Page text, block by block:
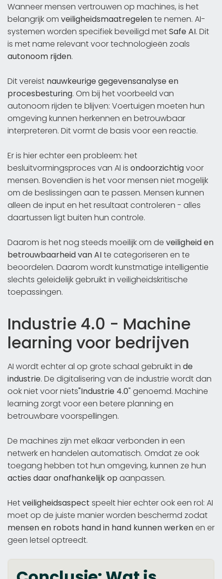
Wanneer mensen vertrouwen op machines, is het
belangrijk om veiligheidsmaatregelente nemen. AI-
systemen worden specifiek beveiligd metSafe AI. Dit
is met name relevant voor technologieën zoals
autonoom rijden.
Dit vereist nauwkeurige gegevensanalyse en
procesbesturing. Om bij het voorbeeld van
autonoom rijden te blijven: Voertuigen moeten hun
omgeving kunnen herkennen en betrouwbaar
interpreteren. Dit vormt de basis voor een reactie.
Er is hier echter een probleem: het
besluitvormingsproces van AI is ondoorzichtigvoor
mensen. Bovendien is het voor mensen niet mogelijk
om de beslissingen aan te passen. Mensen kunnen
alleen de input en het resultaat controleren - alles
daartussen ligt buiten hun controle.
Daarom is het nog steeds moeilijk om de veiligheid en
betrouwbaarheid van AIte categoriseren en te
beoordelen. Daarom wordt kunstmatige intelligentie
slechts geleidelijk gebruikt in veiligheidskritische
toepassingen.
Industrie 4.0 - Machine
learning voor bedrijven
AI wordt echter al op grote schaal gebruikt in de
industrie. De digitalisering van de industrie wordt dan
ook niet voor niets"Industrie 4.0" genoemd. Machine
learning zorgt voor een betere planning en
betrouwbare voorspellingen.
De machines zijn met elkaar verbonden in een
netwerk en handelen automatisch. Omdat ze ook
toegang hebben tot hun omgeving, kunnen ze hun
acties daar onafhankelijk op aanpassen.
Hetveiligheidsaspect speelt hier echter ook een rol: AI
moet op de juiste manier worden beschermd zodat
mensen en robots hand in hand kunnen werkenen er
geen letsel optreedt.